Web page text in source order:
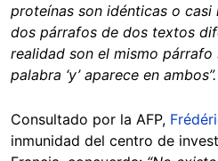
proteínas son idénticas o
dos párrafos de dos textos
realidad son el mismo
palabra ‘y’ aparece en ambos”.
Consultado por la AFP,
inmunidad del centro de